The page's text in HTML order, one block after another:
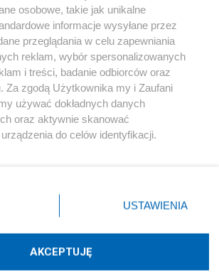
Instagram Youtube
dostarcza:W3media.pl
osobowe, takie jak unikalne
informacje wysyłane przez
przeglądania w celu zapewniania
reklam, wybór spersonalizowanych
i treści, badanie odbiorców oraz
Za zgodą Użytkownika my i Zaufani
używać dokładnych danych
oraz aktywnie skanować
do celów identyfikacji.
klikając przycisk ustawień prywatności
lewym dolnym rogu strony
danych nie wymagają zgody
masz prawo sprzeciwić się takiemu
będą miały zastosowania tylko
USTAWIENIA
AKCEPTUJĘ